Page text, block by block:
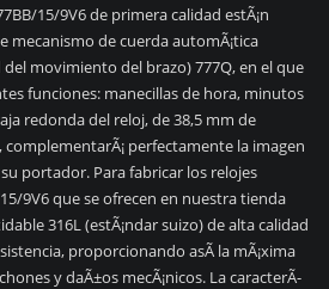
15/9V6 de primera calidad estÃ¡n
mecanismo de cuerda automÃ¡tica
movimiento del brazo) 777Q, en el que
funciones: manecillas de hora, minutos
redonda del reloj, de 38,5 mm de
perfectamente la imagen
portador. Para fabricar los relojes
9V6 que se ofrecen en nuestra tienda
316L (estÃ¡ndar suizo) de alta calidad
proporcionando asÃ­ la mÃ¡xima
y daÃ±os mecÃ¡nicos. La caracterÃ­